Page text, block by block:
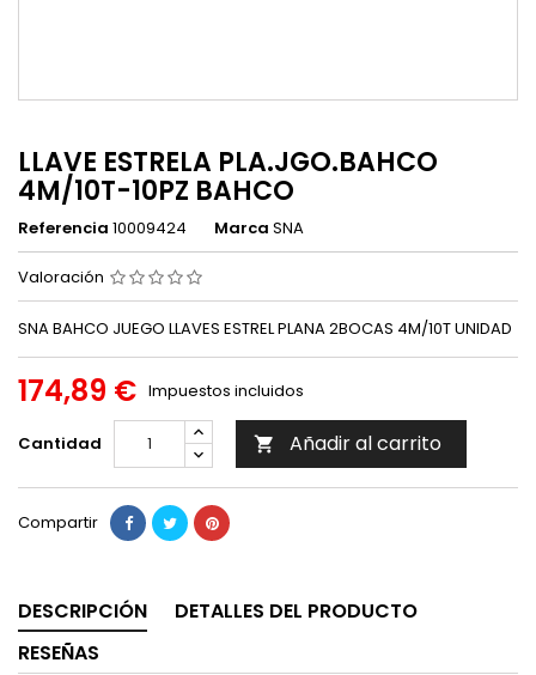
LLAVE ESTRELA PLA.JGO.BAHCO
4M/10T-10PZ BAHCO
Referencia 10009424 Marca SNA
Valoración
SNA BAHCO JUEGO LLAVES ESTREL PLANA 2BOCAS 4M/10T UNIDAD
174,89 € Impuestos incluidos
Cantidad  Añadir al carrito
Compartir
DESCRIPCIÓN
DETALLES DEL PRODUCTO
RESEÑAS